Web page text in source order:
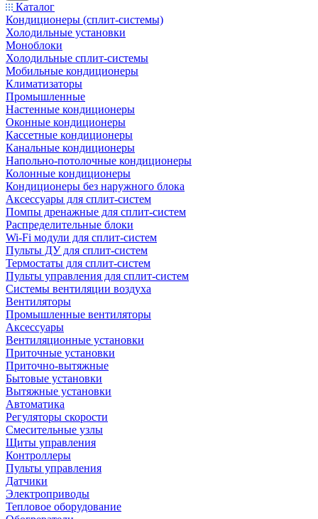
Каталог
Кондиционеры (сплит-системы)
Холодильные установки
Моноблоки
Холодильные сплит-системы
Мобильные кондиционеры
Климатизаторы
Промышленные
Настенные кондиционеры
Оконные кондиционеры
Кассетные кондиционеры
Канальные кондиционеры
Напольно-потолочные кондиционеры
Колонные кондиционеры
Кондиционеры без наружного блока
Аксессуары для сплит-систем
Помпы дренажные для сплит-систем
Распределительные блоки
Wi-Fi модули для сплит-систем
Пульты ДУ для сплит-систем
Термостаты для сплит-систем
Пульты управления для сплит-систем
Системы вентиляции воздуха
Вентиляторы
Промышленные вентиляторы
Аксессуары
Вентиляционные установки
Приточные установки
Приточно-вытяжные
Бытовые установки
Вытяжные установки
Автоматика
Регуляторы скорости
Смесительные узлы
Щиты управления
Контроллеры
Пульты управления
Датчики
Электроприводы
Тепловое оборудование